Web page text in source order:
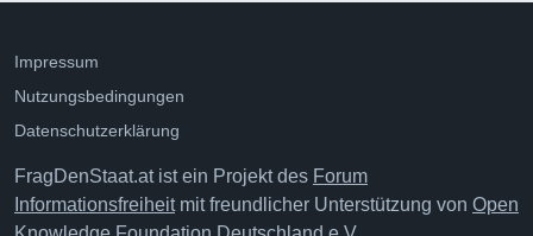
Impressum
Nutzungsbedingungen
Datenschutzerklärung
FragDenStaat.at ist ein Projekt des Forum
Informationsfreiheitmit freundlicher Unterstützung von Open